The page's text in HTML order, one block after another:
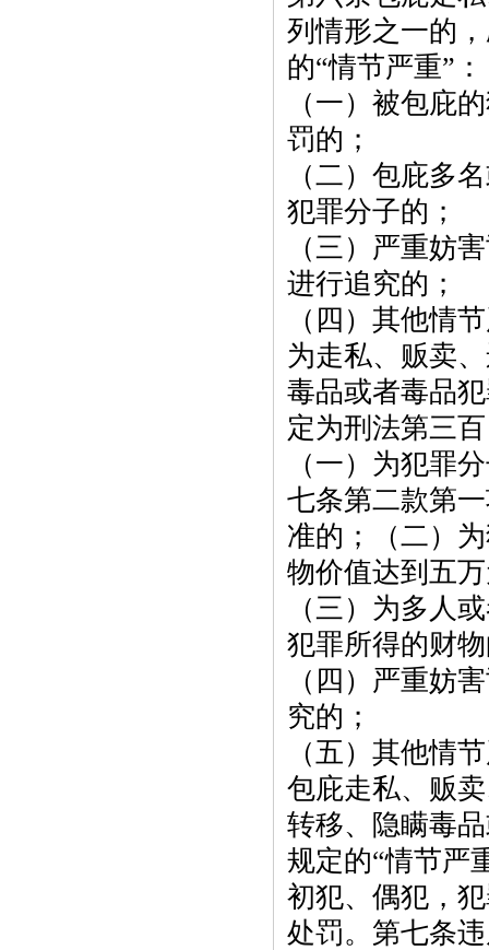
列情形之一的
的“情节严重”：
（一）被包庇
罚的；
（二）包庇多
犯罪分子的；
（三）严重妨
进行追究的；
（四）其他情
为走私、贩卖
毒品或者毒品
定为刑法第三
（一）为犯罪
七条第二款第
准的；（二）
物价值达到五
（三）为多人
犯罪所得的财
（四）严重妨
究的；
（五）其他情
包庇走私、贩
转移、隐瞒毒
规定的“情节严
初犯、偶犯，
处罚。第七条